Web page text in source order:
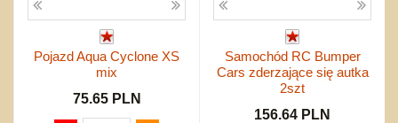
Pojazd Aqua Cyclone XS
mix
75.65 PLN
Samochód RC Bumper
Cars zderzające się autka
2szt
156.64 PLN